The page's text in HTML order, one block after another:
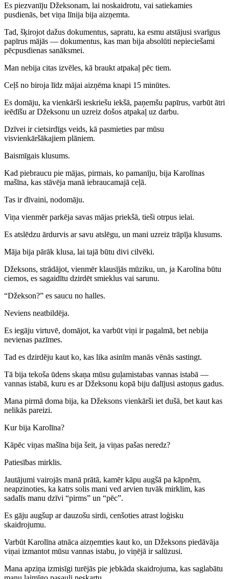
Es piezvanīju Džeksonam, lai noskaidrotu, vai satiekamies
pusdienās, bet viņa līnija bija aizņemta.
Tad, šķirojot dažus dokumentus, sapratu, ka esmu atstājusi svarīgus
papīrus mājās — dokumentus, kas man bija absolūti nepieciešami
pēcpusdienas sanāksmei.
Man nebija citas izvēles, kā braukt atpakaļ pēc tiem.
Ceļš no biroja līdz mājai aizņēma knapi 15 minūtes.
Es domāju, ka vienkārši ieskriešu iekšā, paņemšu papīrus, varbūt ātri
ieēdīšu ar Džeksonu un uzreiz došos atpakaļ uz darbu.
Dzīvei ir cietsirdīgs veids, kā pasmieties par mūsu
visvienkāršākajiem plāniem.
Baismīgais klusums.
Kad piebraucu pie mājas, pirmais, ko pamanīju, bija Karolīnas
mašīna, kas stāvēja manā iebraucamajā ceļā.
Tas ir dīvaini, nodomāju.
Viņa vienmēr parkēja savas mājas priekšā, tieši otrpus ielai.
Es atslēdzu ārdurvis ar savu atslēgu, un mani uzreiz trāpīja klusums.
Māja bija pārāk klusa, lai tajā būtu divi cilvēki.
Džeksons, strādājot, vienmēr klausījās mūziku, un, ja Karolīna būtu
ciemos, es sagaidītu dzirdēt smieklus vai sarunu.
“Džekson?” es saucu no halles.
Neviens neatbildēja.
Es iegāju virtuvē, domājot, ka varbūt viņi ir pagalmā, bet nebija
nevienas pazīmes.
Tad es dzirdēju kaut ko, kas lika asinīm manās vēnās sastingt.
Tā bija tekoša ūdens skaņa mūsu guļamistabas vannas istabā —
vannas istabā, kuru es ar Džeksonu kopā biju dalījusi astoņus gadus.
Mana pirmā doma bija, ka Džeksons vienkārši iet dušā, bet kaut kas
nelikās pareizi.
Kur bija Karolīna?
Kāpēc viņas mašīna bija šeit, ja viņas pašas neredz?
Patiesības mirklis.
Jautājumi vairojās manā prātā, kamēr kāpu augšā pa kāpnēm,
neapzinoties, ka katrs solis mani ved arvien tuvāk mirklim, kas
sadalīs manu dzīvi “pirms” un “pēc”.
Es gāju augšup ar dauzošu sirdi, cenšoties atrast loģisku
skaidrojumu.
Varbūt Karolīna atnāca aizņemties kaut ko, un Džeksons piedāvāja
viņai izmantot mūsu vannas istabu, jo viņējā ir salūzusi.
Mana apziņa izmisīgi turējās pie jebkāda skaidrojuma, kas saglabātu